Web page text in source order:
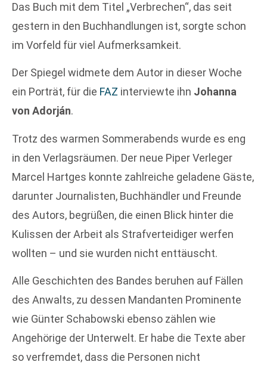
Das Buch mit dem Titel „Verbrechen“, das seit
gestern in den Buchhandlungen ist, sorgte schon
im Vorfeld für viel Aufmerksamkeit.
Der Spiegel widmete dem Autor in dieser Woche
ein Porträt, für die FAZ interviewte ihn Johanna
von Adorján.
Trotz des warmen Sommerabends wurde es eng
in den Verlagsräumen. Der neue Piper Verleger
Marcel Hartges konnte zahlreiche geladene Gäste,
darunter Journalisten, Buchhändler und Freunde
des Autors, begrüßen, die einen Blick hinter die
Kulissen der Arbeit als Strafverteidiger werfen
wollten – und sie wurden nicht enttäuscht.
Alle Geschichten des Bandes beruhen auf Fällen
des Anwalts, zu dessen Mandanten Prominente
wie Günter Schabowski ebenso zählen wie
Angehörige der Unterwelt. Er habe die Texte aber
so verfremdet, dass die Personen nicht